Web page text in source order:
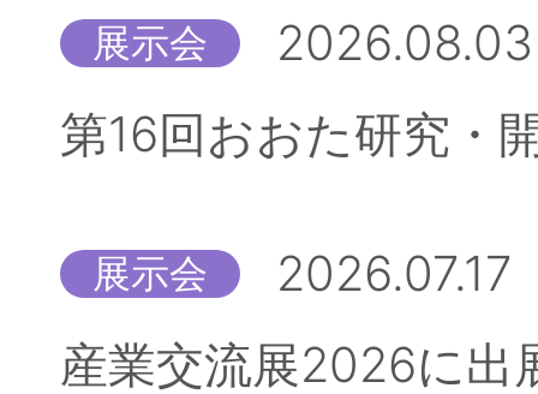
展示会
2026.08.03
第16回おおた研究・
展示会
2026.07.17
産業交流展2026に出